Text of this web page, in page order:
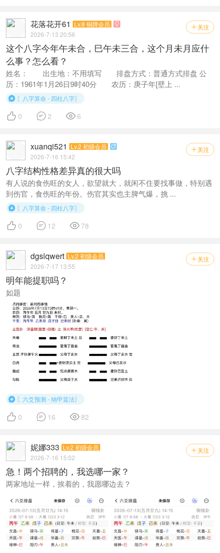
 关注
花落花开61 Lv.8 铜牌会员 
2026-7-13 20:56
这个八字今年午未合，巳午未三合，这个月未月应什
么事？怎么看？
姓名： 出生地：不用填写 排盘方式：普通方式排盘 公
历：1961年1月26日9时40分 农历：庚子年[壁上 ...
 〖八字算命 - 四柱八字〗
 0  2  6
 关注
xuanqi521 Lv.2 初级会员 
2026-7-16 15:42
八字结构性格差异真的很大吗
有人说的食伤旺的女人，欲望就大，就闲不住要找事做，特别遇
到伤官，食伤旺的年份。伤官其实也主脾气爆，挑 ...
 〖八字算命 - 四柱八字〗
 0  12  78
 关注
dgslqwert Lv.2 初级会员
2026-7-17 13:55
明年能提职吗？
如题
 〖六爻预测 - 纳甲筮法〗
 0  16  82
 关注
妮娜333 Lv.2 初级会员
2026-7-16 15:02
急！两个招聘的，我选哪一家？
两家地址一样，挨着的，我愿哪边去？